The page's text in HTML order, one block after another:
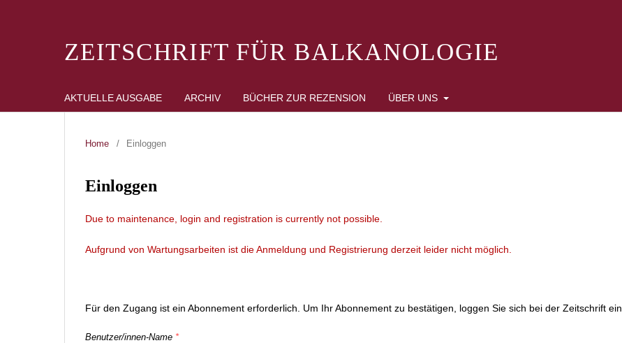
ZEITSCHRIFT FÜR BALKANOLOGIE
AKTUELLE AUSGABE ARCHIV BÜCHER ZUR REZENSION ÜBER UNS
Home / Einloggen
Einloggen
Due to maintenance, login and registration is currently not possible.
Aufgrund von Wartungsarbeiten ist die Anmeldung und Registrierung derzeit leider nicht möglich.
Für den Zugang ist ein Abonnement erforderlich. Um Ihr Abonnement zu bestätigen, loggen Sie sich bei der Zeitschrift ein.
Benutzer/innen-Name *